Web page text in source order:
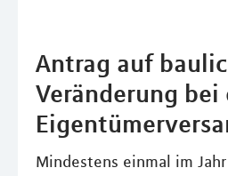
Antrag auf
Veränderung bei
Mindestens einmal im